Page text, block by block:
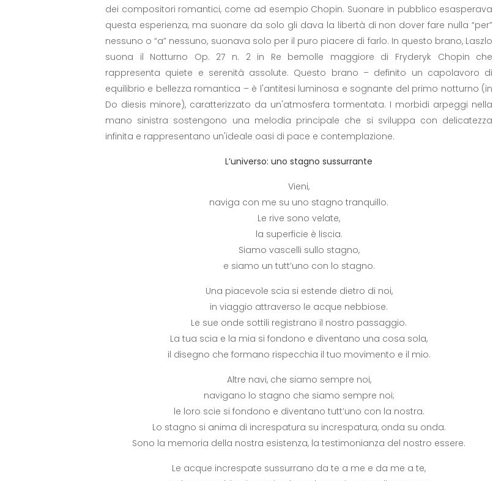
dei compositori romantici, come ad esempio Chopin. Suonare in pubblico esasperava
questa esperienza, ma suonare da solo gli dava la libertà di non dover fare nulla “per”
nessuno o “a” nessuno, suonava solo per il puro piacere di farlo. In questo brano, Laszlo
suona il Notturno Op. 27 n. 2 in Re bemolle maggiore di Fryderyk Chopin che
rappresenta quiete e serenità assolute. Questo brano – definito un capolavoro di
equilibrio e bellezza romantica – è l'antitesi luminosa e sognante del primo notturno (in
Do diesis minore), caratterizzato da un'atmosfera tormentata. I morbidi arpeggi nella
mano sinistra sostengono una melodia principale che si sviluppa con delicatezza
infinita e rappresentano un'ideale oasi di pace e contemplazione.
L’universo: uno stagno sussurrante
Vieni,
naviga con me su uno stagno tranquillo.
Le rive sono velate,
la superficie è liscia.
Siamo vascelli sullo stagno,
e siamo un tutt’uno con lo stagno.
Una piacevole scia si estende dietro di noi,
in viaggio attraverso le acque nebbiose.
Le sue onde sottili registrano il nostro passaggio.
La tua scia e la mia si fondono e diventano una cosa sola,
il disegno che formano rispecchia il tuo movimento e il mio.
Altre navi, che siamo sempre noi,
navigano lo stagno che siamo sempre noi;
le loro scie si fondono e diventano tutt’uno con la nostra.
Lo stagno si anima di increspatura su increspatura, onda su onda.
Sono la memoria della nostra esistenza, la testimonianza del nostro essere.
Le acque increspate sussurrano da te a me e da me a te,